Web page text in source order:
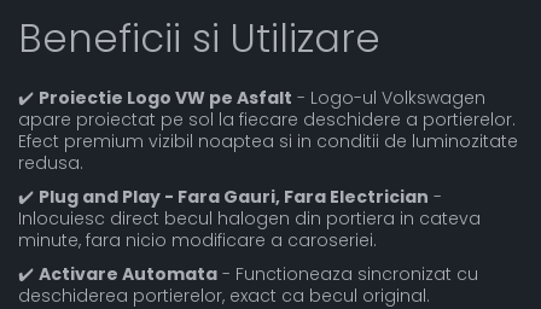
Beneficii si Utilizare
✔️ Proiectie Logo VW pe Asfalt - Logo-ul Volkswagen
apare proiectat pe sol la fiecare deschidere a portierelor.
Efect premium vizibil noaptea si in conditii de luminozitate
redusa.
✔️ Plug and Play - Fara Gauri, Fara Electrician -
Inlocuiesc direct becul halogen din portiera in cateva
minute, fara nicio modificare a caroseriei.
✔️ Activare Automata - Functioneaza sincronizat cu
deschiderea portierelor, exact ca becul original.